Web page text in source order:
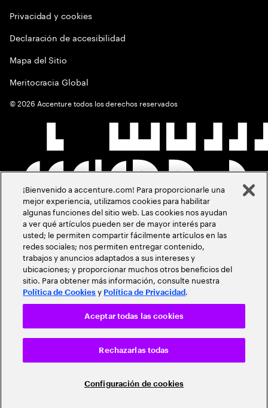
Privacidad y cookies
Declaración de accesibilidad
Mapa del Sitio
Meritocracia Global
©2026 Accenture todos los derechos reservados
¡Bienvenido a accenture.com! Para proporcionarle una
mejor experiencia, utilizamos cookies para habilitar
algunas funciones del sitio web. Las cookies nos ayudan
a ver qué artículos pueden ser de mayor interés para
usted; le permiten compartir fácilmente artículos en las
redes sociales; nos permiten entregar contenido,
trabajos y anuncios adaptados a sus intereses y
ubicaciones; y proporcionar muchos otros beneficios del
sitio. Para obtener más información, consulte nuestra
Política de Cookies y Política de Privacidad .
Configuración de cookies
Rechazarlas todas
Aceptar todas las cookies